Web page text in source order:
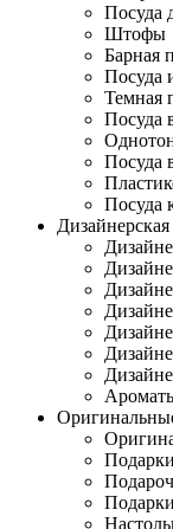
Посуда
Штофы
Барная
Посуда
Темная
Посуда
Посуда
Посуда